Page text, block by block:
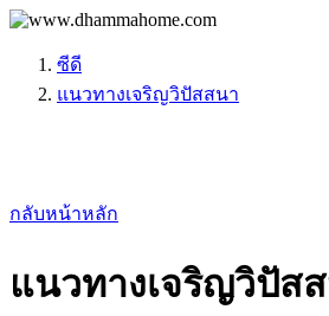
ซีดี
แนวทางเจริญวิปัสสนา
กลับหน้าหลัก
แนวทางเจริญวิปัส